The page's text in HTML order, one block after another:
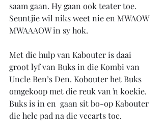
saam gaan. Hy gaan ook teater toe.
Seuntjie wil niks weet nie en MWAOW
MWAAAOW in sy hok.
Met die hulp van Kabouter is daai
groot lyf van Buks in die Kombi van
Uncle Ben’s Den. Kobouter het Buks
omgekoop met die reuk van ŉ koekie.
Buks is in en  gaan sit bo-op Kabouter
die hele pad na die veearts toe.